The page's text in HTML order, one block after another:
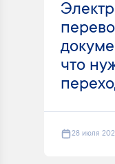
что
28 июля